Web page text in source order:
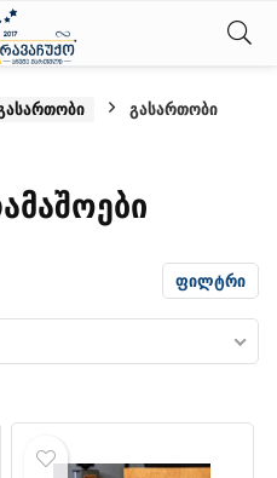
გასართობი
ფილტრი